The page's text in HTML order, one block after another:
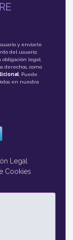
y enviarle
del usuario;
obligación legal;
derechos, como
: Puede
en nuestra
Legal
Cookies